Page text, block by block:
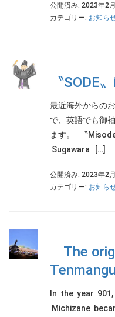
公開済み: 2023年2
カテゴリー: お知ら
〝SODE
最近海外からの
で、英語でも御
ます。 〝
Sugawara […]
公開済み: 2023年2
カテゴリー: お知ら
The
Tenmangu
In the year
Michizane